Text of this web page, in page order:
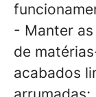
- Manter
de
acabados